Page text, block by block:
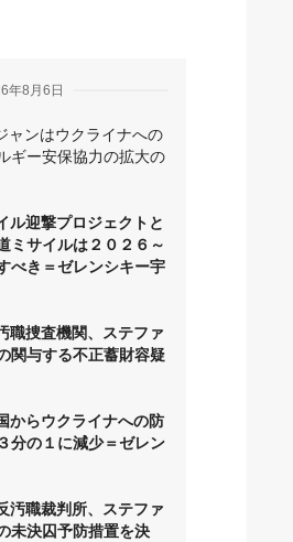
年8月6日
ャンはウクライナへの
ギー安保協力の拡大の
ル迎撃プロジェクトと
ミサイルは２０２６～
べき＝ゼレンシキー宇
職捜査機関、ステファ
関与する不正蓄財容疑
からウクライナへの防
分の１に減少＝ゼレン
汚職裁判所、ステファ
未決囚予防措置を決